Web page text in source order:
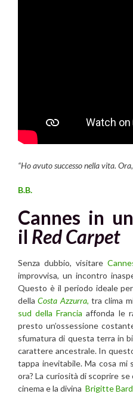
“Ho avuto successo nella vita.
B.B.
Cannes in un
il Red Carpet
Senza dubbio, visitare
improvvisa, un incontro
Questo è il periodo ideale
dellaCosta Azzurra, tra clima
sud della Francia affonda le
presto un’ossessione
sfumatura di questa terra in
carattere ancestrale. In
tappa inevitabile. Ma cosa mi
ora? La curiosità di scoprire
cinema e la divina Brigitte